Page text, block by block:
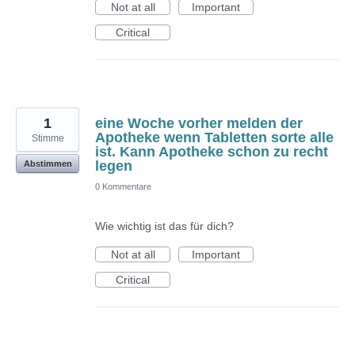
Not at all
Important
Critical
eine Woche vorher melden der
Apotheke wenn Tabletten sorte alle
ist. Kann Apotheke schon zu recht
legen
1
Stimme
Abstimmen
0 Kommentare
Wie wichtig ist das für dich?
Not at all
Important
Critical